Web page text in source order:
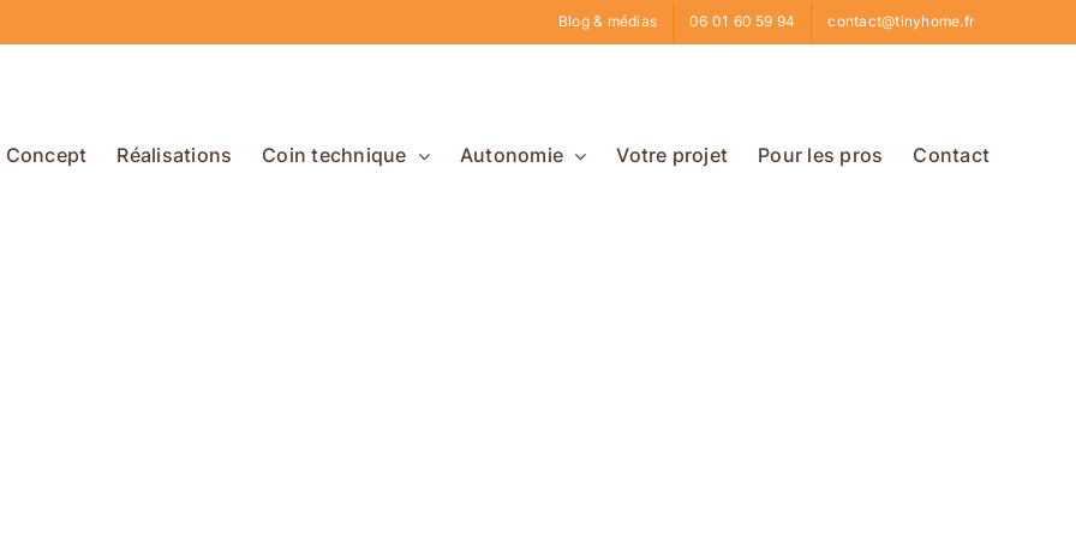
Blog & médias 06 01 60 59 94 contact@tinyhome.fr
Concept Réalisations Coin technique Autonomie Votre projet Pour les pros Contact